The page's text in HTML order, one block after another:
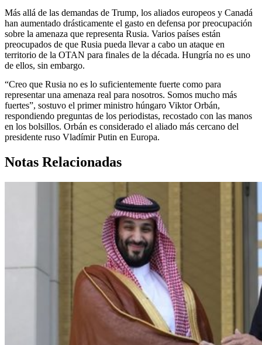
Más allá de las demandas de Trump, los aliados europeos y Canadá
han aumentado drásticamente el gasto en defensa por preocupación
sobre la amenaza que representa Rusia. Varios países están
preocupados de que Rusia pueda llevar a cabo un ataque en
territorio de la OTAN para finales de la década. Hungría no es uno
de ellos, sin embargo.
“Creo que Rusia no es lo suficientemente fuerte como para
representar una amenaza real para nosotros. Somos mucho más
fuertes”, sostuvo el primer ministro húngaro Viktor Orbán,
respondiendo preguntas de los periodistas, recostado con las manos
en los bolsillos. Orbán es considerado el aliado más cercano del
presidente ruso Vladímir Putin en Europa.
Notas Relacionadas